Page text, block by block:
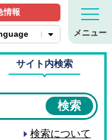
市ホームページ
情報
メニュー
サイト内検索
検索について